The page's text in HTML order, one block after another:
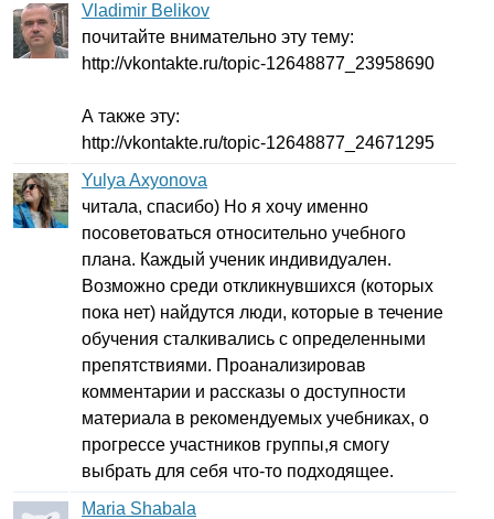
Vladimir Belikov
почитайте внимательно эту тему:
http://vkontakte.ru/topic-12648877_23958690
А также эту:
http://vkontakte.ru/topic-12648877_24671295
Yulya Axyonova
читала, спасибо) Но я хочу именно
посоветоваться относительно учебного
плана. Каждый ученик индивидуален.
Возможно среди откликнувшихся (которых
пока нет) найдутся люди, которые в течение
обучения сталкивались с определенными
препятствиями. Проанализировав
комментарии и рассказы о доступности
материала в рекомендуемых учебниках, о
прогрессе участников группы,я смогу
выбрать для себя что-то подходящее.
Maria Shabala